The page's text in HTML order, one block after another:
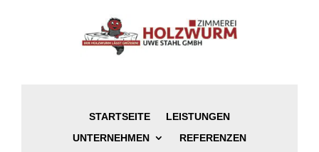
STARTSEITE
LEISTUNGEN
UNTERNEHMEN
REFERENZEN